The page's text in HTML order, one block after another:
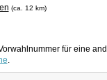
(ca. 12 km)
für eine
.